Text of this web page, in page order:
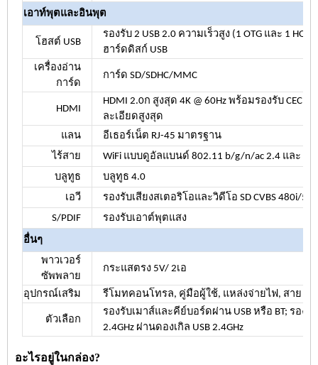
เอาท์พุตและอินพุต
โฮสต์ USB
รองรับ 2 USB 2.0 ความเร็วสูง (1 OTG และ 1
ฮาร์ดดิสก์ USB
เครื่องอ่าน
การ์ด
การ์ด SD/SDHC/MMC
HDMI
HDMI 2.0ก สูงสุด 4K @ 60Hz พร้อมรองรับ CEC แ
ละเอียดสูงสุด
แลน
อีเธอร์เน็ต RJ-45 มาตรฐาน
ไร้สาย
WiFi แบบดูอัลแบนด์ 802.11 b/g/n/ac 2.4 และ 5.0
บลูทูธ
บลูทูธ 4.0
เอวี
รองรับเสียงสเตอริโอและวิดีโอ SD CVBS 480i/
S/PDIF
รองรับเอาต์พุตแสง
อื่นๆ
พาวเวอร์
ซัพพลาย
กระแสตรง 5V/ 2เอ
อุปกรณ์เสริม รีโมทคอนโทรล, คู่มือผู้ใช้, แหล่งจ่ายไฟ, สาย
ตัวเลือก
รองรับเมาส์และคีย์บอร์ดผ่าน USB หรือ BT; รอง
2.4GHz ผ่านดองเกิล USB 2.4GHz
อะไรอยู่ในกล่อง?